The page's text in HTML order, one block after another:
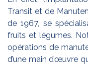
Transit et de
de 1967, se
fruits et légumes.
opérations de
d’une main d’œuvre